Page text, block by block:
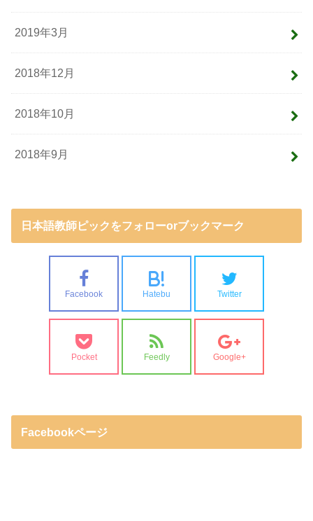
2019年3月
2018年12月
2018年10月
2018年9月
日本語教師ピックをフォローorブックマーク
Facebook
B!
Hatebu Twitter
Pocket Feedly Google+
Facebookページ